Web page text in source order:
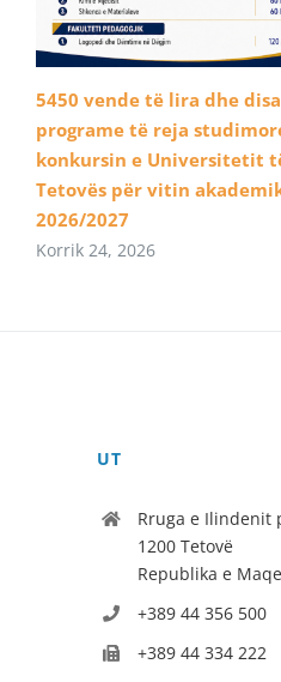
5450 vende të lira dhe disa
programe të reja
konkursin e Universitetit
Tetovës për vitin
2026/2027
Korrik 24, 2026
UT
Rruga e Ilindenit
1200 Tetovë
Republika e
+389 44 356 500
+389 44 334 222